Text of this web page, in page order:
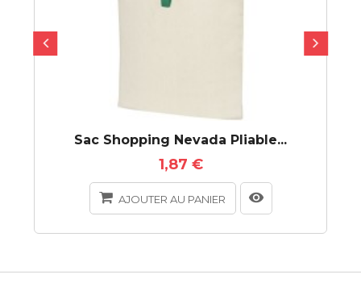
Sac Shopping Nevada Pliable...
1,87 €
AJOUTER AU PANIER